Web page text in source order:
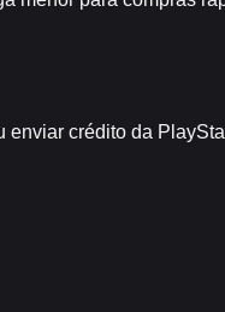
enviar crédito da